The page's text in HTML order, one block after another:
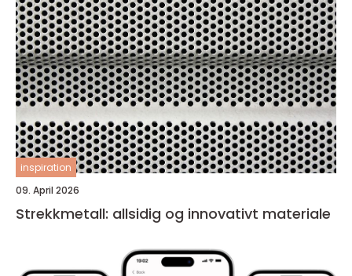
inspiration
09. April 2026
Strekkmetall: allsidig og innovativt materiale